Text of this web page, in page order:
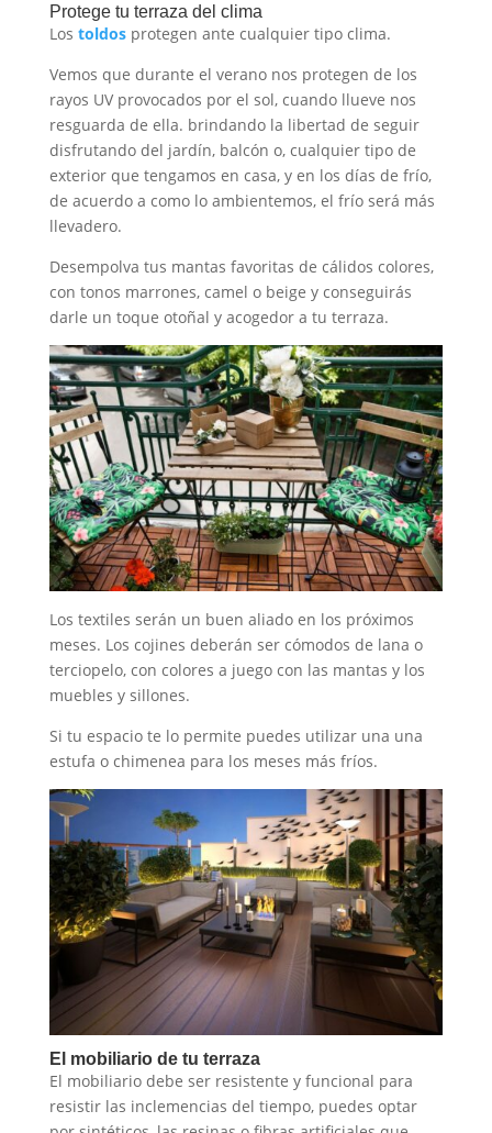
Protege tu terraza del clima
Los toldosprotegen ante cualquier tipo clima.
Vemos que durante el verano nos protegen de los
rayos UV provocados por el sol, cuando llueve nos
resguarda de ella. brindando la libertad de seguir
disfrutando del jardín, balcón o, cualquier tipo de
exterior que tengamos en casa, y en los días de frío,
de acuerdo a como lo ambientemos, el frío será más
llevadero.
Desempolva tus mantas favoritas de cálidos colores,
con tonos marrones, camel o beige y conseguirás
darle un toque otoñal y acogedor a tu terraza.
Los textiles serán un buen aliado en los próximos
meses. Los cojines deberán ser cómodos de lana o
terciopelo, con colores a juego con las mantas y los
muebles y sillones.
Si tu espacio te lo permite puedes utilizar una una
estufa o chimenea para los meses más fríos.
El mobiliario de tu terraza
El mobiliario debe ser resistente y funcional para
resistir las inclemencias del tiempo, puedes optar